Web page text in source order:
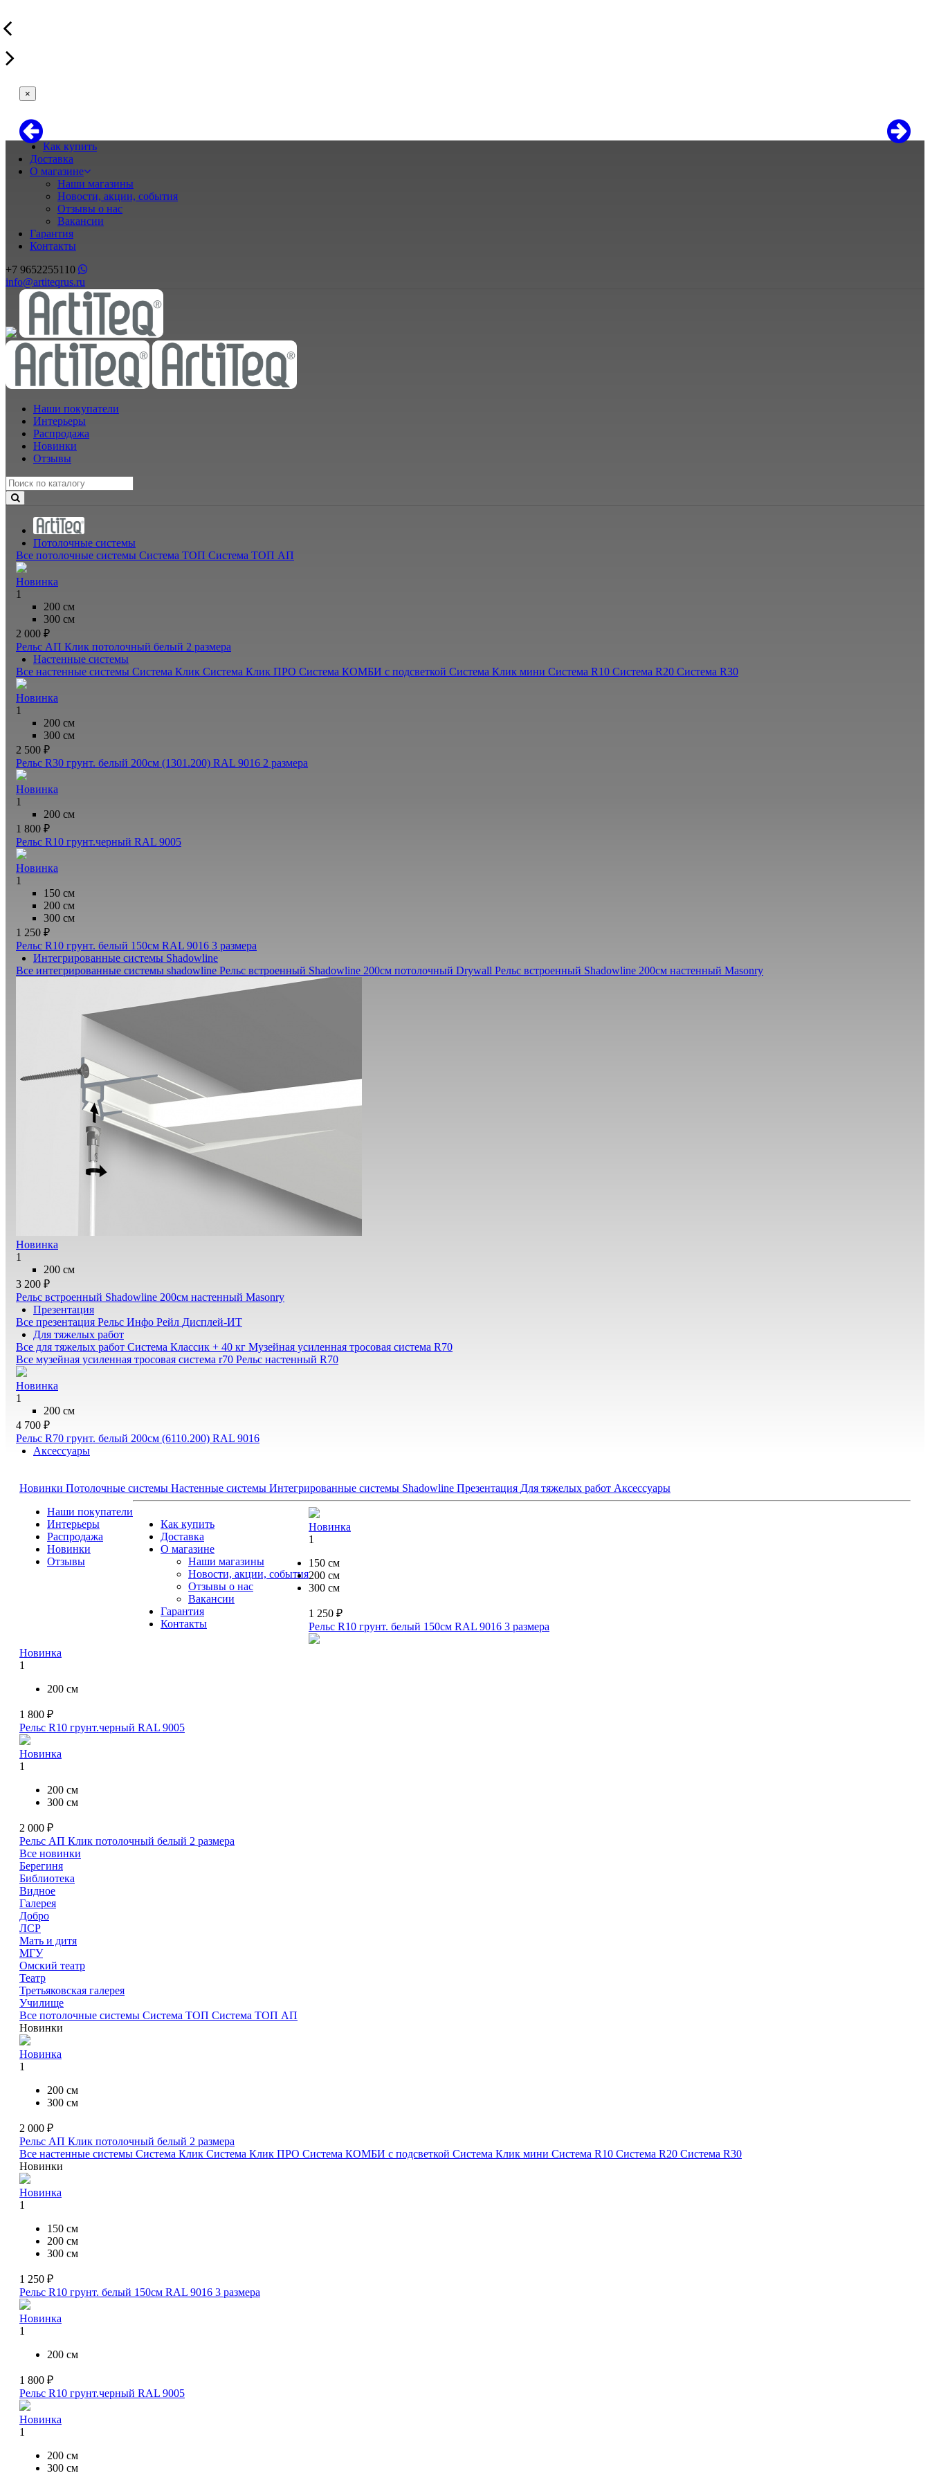
×
Как купить
Доставка
О магазине
Наши магазины
Новости, акции, события
Отзывы о нас
Вакансии
Гарантия
Контакты
+7 9652255110
info@artiteqrus.ru
Наши покупатели
Интерьеры
Распродажа
Новинки
Отзывы
Потолочные системы
Все потолочные системы Система ТОП Система ТОП АП
Новинка
1
200 см
300 см
2 000 ₽
Рельс АП Клик потолочный белый 2 размера
Настенные системы
Все настенные системы Система Клик Система Клик ПРО Система КОМБИ с подсветкой Система Клик мини Система R10 Система R20 Система R30
Новинка
1
200 см
300 см
2 500 ₽
Рельс R30 грунт. белый 200см (1301.200) RAL 9016 2 размера
Новинка
1
200 см
1 800 ₽
Рельс R10 грунт.черный RAL 9005
Новинка
1
150 см
200 см
300 см
1 250 ₽
Рельс R10 грунт. белый 150см RAL 9016 3 размера
Интегрированные системы Shadowline
Все интегрированные системы shadowline Рельс встроенный Shadowline 200см потолочный Drywall Рельс встроенный Shadowline 200см настенный Masonry
Новинка
1
200 см
3 200 ₽
Рельс встроенный Shadowline 200см настенный Masonry
Презентация
Все презентация Рельс Инфо Рейл Дисплей-ИТ
Для тяжелых работ
Все для тяжелых работ Система Классик + 40 кг Музейная усиленная тросовая система R70
Все музейная усиленная тросовая система r70 Рельс настенный R70
Новинка
1
200 см
4 700 ₽
Рельс R70 грунт. белый 200см (6110.200) RAL 9016
Аксессуары
Новинки Потолочные системы Настенные системы Интегрированные системы Shadowline Презентация Для тяжелых работ Аксессуары
Наши покупатели
Интерьеры
Распродажа
Новинки
Отзывы
Как купить
Доставка
О магазине
Наши магазины
Новости, акции, события
Отзывы о нас
Вакансии
Гарантия
Контакты
Новинка
1
150 см
200 см
300 см
1 250 ₽
Рельс R10 грунт. белый 150см RAL 9016 3 размера
Новинка
1
200 см
1 800 ₽
Рельс R10 грунт.черный RAL 9005
Новинка
1
200 см
300 см
2 000 ₽
Рельс АП Клик потолочный белый 2 размера
Все новинки
Берегиня
Библиотека
Видное
Галерея
Добро
ЛСР
Мать и дитя
МГУ
Омский театр
Театр
Третьяковская галерея
Училище
Все потолочные системы Система ТОП Система ТОП АП
Новинки
Новинка
1
200 см
300 см
2 000 ₽
Рельс АП Клик потолочный белый 2 размера
Все настенные системы Система Клик Система Клик ПРО Система КОМБИ с подсветкой Система Клик мини Система R10 Система R20 Система R30
Новинки
Новинка
1
150 см
200 см
300 см
1 250 ₽
Рельс R10 грунт. белый 150см RAL 9016 3 размера
Новинка
1
200 см
1 800 ₽
Рельс R10 грунт.черный RAL 9005
Новинка
1
200 см
300 см